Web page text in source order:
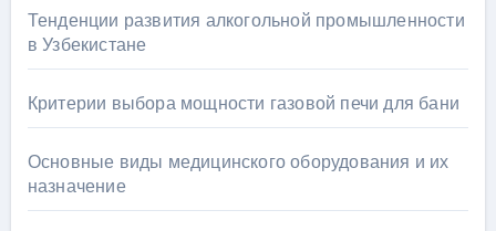
Тенденции развития алкогольной промышленности
в Узбекистане
Критерии выбора мощности газовой печи для бани
Основные виды медицинского оборудования и их
назначение